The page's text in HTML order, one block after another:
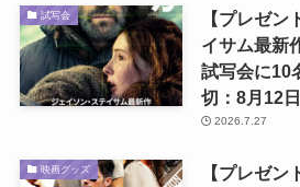
試写会
【プレゼ
イサム最新
試写会に10
切：8月12日
2026.7.27
映画グッズ
【プレゼ